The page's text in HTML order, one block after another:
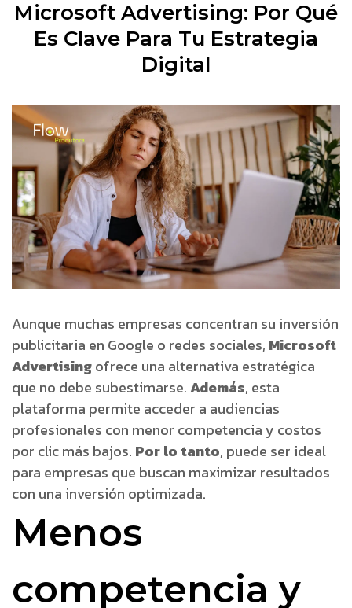
Microsoft Advertising: Por Qué
Es Clave Para Tu Estrategia
Digital
Aunque muchas empresas concentran su inversión
publicitaria en Google o redes sociales, Microsoft
Advertisingofrece una alternativa estratégica
que no debe subestimarse.Además, esta
plataforma permite acceder a audiencias
profesionales con menor competencia y costos
por clic más bajos. Por lo tanto, puede ser ideal
para empresas que buscan maximizar resultados
con una inversión optimizada.
Menos
competencia y